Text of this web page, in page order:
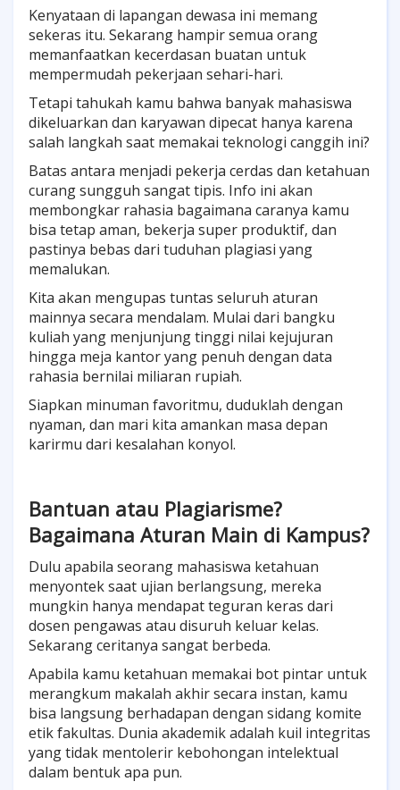
04. Menjadi Profesional Cerdas Tanpa
Kehilangan Jati Diri
05. FAQ (Pertanyaan Yang Sering Diajukan)
Kenyataan di lapangan dewasa ini memang
sekeras itu. Sekarang hampir semua orang
memanfaatkan kecerdasan buatan untuk
mempermudah pekerjaan sehari-hari.
Tetapi tahukah kamu bahwa banyak mahasiswa
dikeluarkan dan karyawan dipecat hanya karena
salah langkah saat memakai teknologi canggih ini?
Batas antara menjadi pekerja cerdas dan ketahuan
curang sungguh sangat tipis. Info ini akan
membongkar rahasia bagaimana caranya kamu
bisa tetap aman, bekerja super produktif, dan
pastinya bebas dari tuduhan plagiasi yang
memalukan.
Kita akan mengupas tuntas seluruh aturan
mainnya secara mendalam. Mulai dari bangku
kuliah yang menjunjung tinggi nilai kejujuran
hingga meja kantor yang penuh dengan data
rahasia bernilai miliaran rupiah.
Siapkan minuman favoritmu, duduklah dengan
nyaman, dan mari kita amankan masa depan
karirmu dari kesalahan konyol.
Bantuan atau Plagiarisme?
Bagaimana Aturan Main di Kampus?
Dulu apabila seorang mahasiswa ketahuan
menyontek saat ujian berlangsung, mereka
mungkin hanya mendapat teguran keras dari
dosen pengawas atau disuruh keluar kelas.
Sekarang ceritanya sangat berbeda.
Apabila kamu ketahuan memakai bot pintar untuk
merangkum makalah akhir secara instan, kamu
bisa langsung berhadapan dengan sidang komite
etik fakultas. Dunia akademik adalah kuil integritas
yang tidak mentolerir kebohongan intelektual
dalam bentuk apa pun.